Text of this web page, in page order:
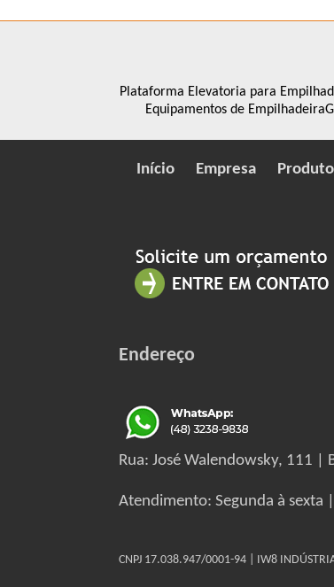
Plataforma Elevatoria para
Equipamentos de Empilhadeira
Início Empresa
Endereço
Rua: José Walendowsky, 111 |
Atendimento: Segunda à
CNPJ 17.038.947/0001-94 | IW8